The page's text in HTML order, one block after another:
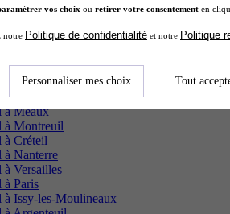
de Orléans où faire
à Meaux
à Montreuil
à Créteil
à Nanterre
Versailles
à Paris
à Issy-les-Moulineaux
vos choix ou retirer votre consentement en
notre Politique de confidentialité et notre Politique
Personnaliser mes choix Tout